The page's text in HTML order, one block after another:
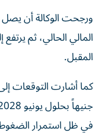
المقبل.
في ظل استمرار الضغوط